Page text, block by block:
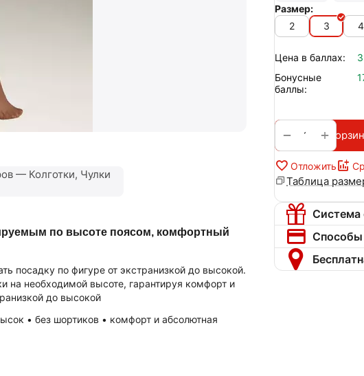
Размер:
2
3 4
Цена в баллах:
Бонусные
баллы:
+
− В
Отложить
Таблица
Система
— Колготки, Чулки
по высоте поясом, комфортный
посадку по фигуре от экстранизкой до высокой.
на необходимой высоте, гарантируя комфорт и
до высокой
• без шортиков • комфорт и абсолютная